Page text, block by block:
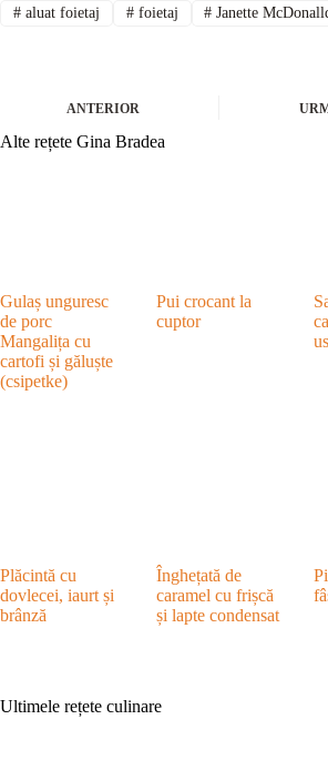
#aluat foietaj #foietaj # Janette
ANTERIOR
Alte rețete Gina Bradea
Gulaș unguresc
de porc
Mangalița cu
cartofi și găluște
(csipetke)
Pui crocant la
cuptor
Plăcintă cu
dovlecei, iaurt și
brânză
Înghețată de
caramel cu frișcă
și lapte condensat
Ultimele rețete culinare